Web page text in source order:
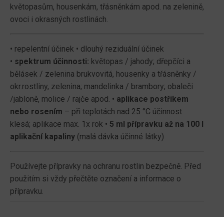
květopasům, housenkám, třásněnkám apod. na zelenině,
ovoci i okrasných rostlinách.
• repelentní účinek • dlouhý reziduální účinek
• spektrum účinnosti: květopas / jahody; dřepčíci a
bělásek / zelenina brukvovitá, housenky a třásněnky /
okr.rostliny, zelenina; mandelinka / brambory; obaleči
/jabloně, molice / rajče apod. • aplikace postřikem
nebo rosením – při teplotách nad 25 °C účinnost
klesá; aplikace max. 1x rok • 5 ml přípravku až na 100 l
aplikační kapaliny (malá dávka účinné látky)
Používejte přípravky na ochranu rostlin bezpečně. Před
použitím si vždy přečtěte označení a informace o
přípravku.